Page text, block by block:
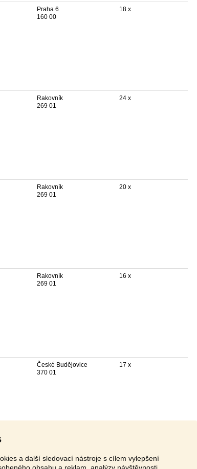
a další sledovací nástroje s cílem vylepšení
obsahu a reklam, analýzy návštěvnosti
Praha 6
160 00
18 x
Rakovník
269 01
24 x
Rakovník
269 01
20 x
Rakovník
269 01
16 x
České Budějovice
370 01
17 x